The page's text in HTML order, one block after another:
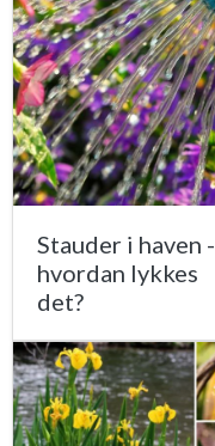
Stauder i haven -
hvordan lykkes
det?